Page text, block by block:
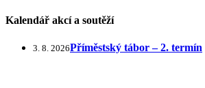
Kalendář akcí a soutěží
3. 8. 2026Příměstský tábor – 2. termín